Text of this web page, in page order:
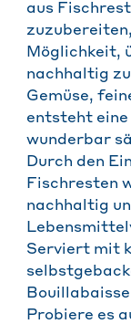
aus
Möglichkeit,
nachhaltig
Gemüse,
entsteht eine
wunderbar
Durch den
Fischresten
nachhaltig
Serviert mit
Probiere es